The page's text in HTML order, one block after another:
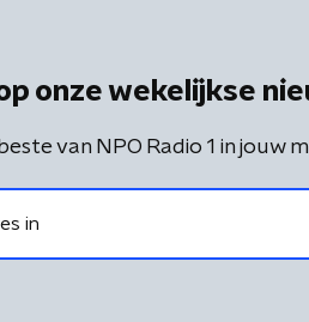
onze wekelijkse
van NPO Radio 1 in jouw